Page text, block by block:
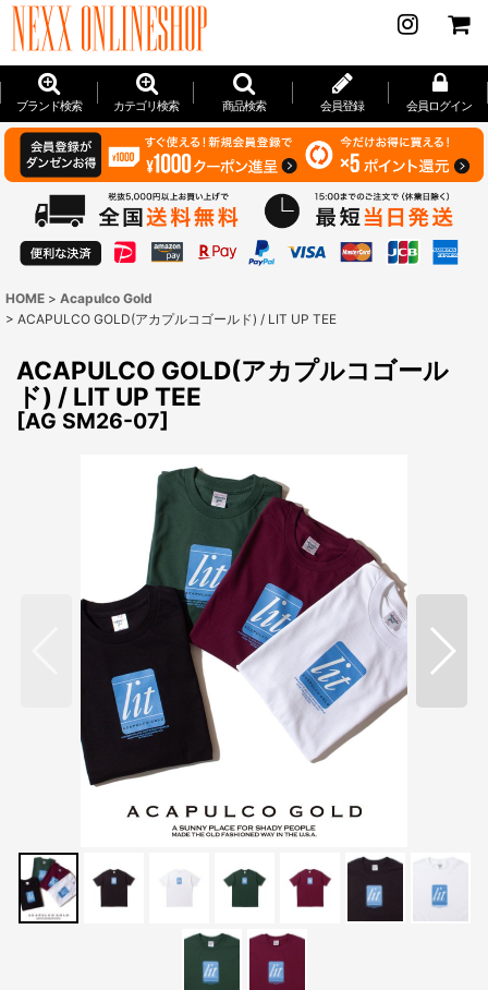
ブランド検索 カテゴリ検索 商品検索 会員登録 会員ログイン
HOME > Acapulco Gold
> ACAPULCO GOLD(アカプルコゴールド) / LIT UP TEE
ACAPULCO GOLD(アカプルコゴール
ド) / LIT UP TEE
[AG SM26-07]